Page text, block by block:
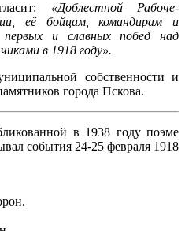
«Доблестной Рабоче-
её бойцам, командирам и
и славных побед над
в 1918 году».
собственности и
города Пскова.
в 1938 году поэме
события 24-25 февраля 1918